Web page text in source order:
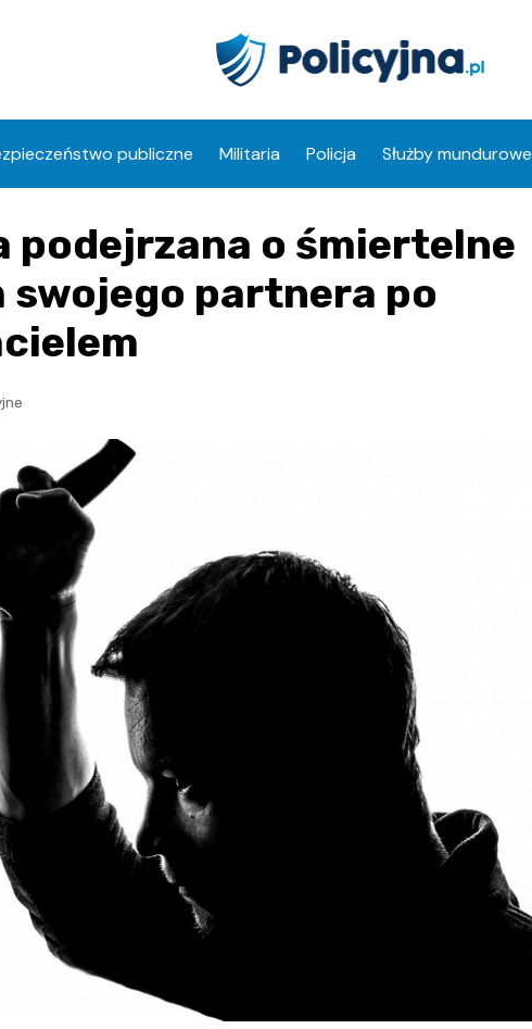
publiczne Militaria Policja Służby mundurowe
o śmiertelne
swojego partnera po